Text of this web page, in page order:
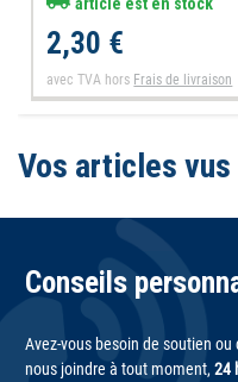
2,30 €
avec TVA hors Frais de livraison
Vos articles
Conseils
Avez-vous besoin de soutien
nous joindre à tout moment, 24